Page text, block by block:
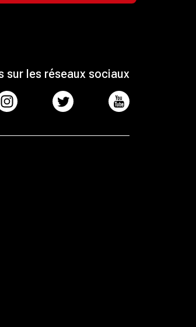
sur les réseaux sociaux